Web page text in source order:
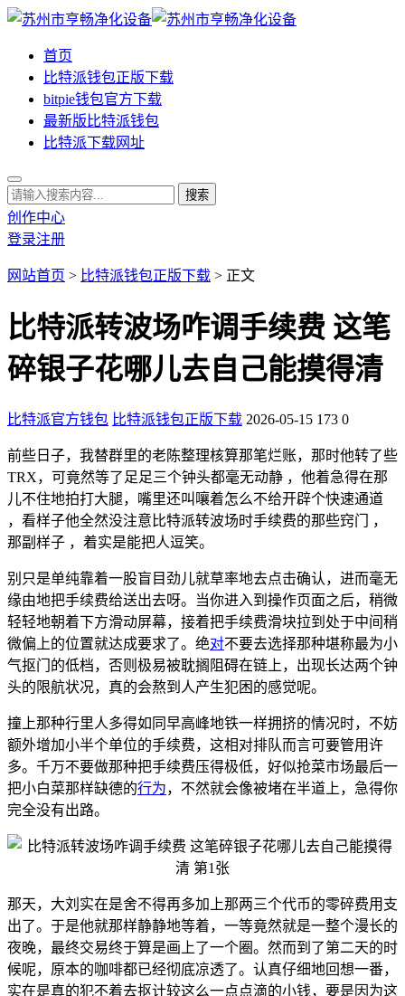
首页
比特派钱包正版下载
bitpie钱包官方下载
最新版比特派钱包
比特派下载网址
创作中心
登录注册
网站首页 > 比特派钱包正版下载 > 正文
比特派转波场咋调手续费 这笔
碎银子花哪儿去自己能摸得清
比特派官方钱包 比特派钱包正版下载 2026-05-15 173 0
前些日子，我替群里的老陈整理核算那笔烂账，那时他转了些
TRX，可竟然等了足足三个钟头都毫无动静 ，他着急得在那
儿不住地拍打大腿，嘴里还叫嚷着怎么不给开辟个快速通道
，看样子他全然没注意比特派转波场时手续费的那些窍门 ，
那副样子 ，着实是能把人逗笑。
别只是单纯靠着一股盲目劲儿就草率地去点击确认，进而毫无
缘由地把手续费给送出去呀。当你进入到操作页面之后，稍微
轻轻地朝着下方滑动屏幕，接着把手续费滑块拉到处于中间稍
微偏上的位置就达成要求了。绝对不要去选择那种堪称最为小
气抠门的低档，否则极易被耽搁阻碍在链上，出现长达两个钟
头的限航状况，真的会熬到人产生犯困的感觉呢。
撞上那种行里人多得如同早高峰地铁一样拥挤的情况时，不妨
额外增加小半个单位的手续费，这相对排队而言可要管用许
多。千万不要做那种把手续费压得极低，好似抢菜市场最后一
把小白菜那样缺德的行为，不然就会像被堵在半道上，急得你
完全没有出路。
那天，大刘实在是舍不得再多加上那两三个代币的零碎费用支
出了。于是他就那样静静地等着，一等竟然就是一整个漫长的
夜晚，最终交易终于算是画上了一个圈。然而到了第二天的时
候呢，原本的咖啡都已经彻底凉透了。认真仔细地回想一番，
实在是真的犯不着去抠计较这么一点点滴的小钱，要是因为这